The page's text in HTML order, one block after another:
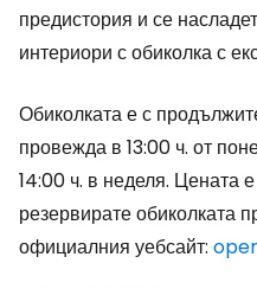
предистория и се
интериори с обиколка с
Обиколката е с
провежда в 13:00 ч. от
14:00 ч. в неделя. Цената
резервирате обиколката
официалния уебсайт: